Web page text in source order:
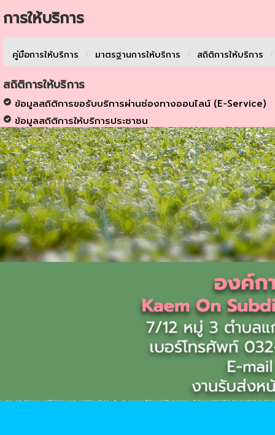
การให้บริการ
คู่มือการให้บริการ / มาตรฐานการให้บริการ / สถิติการให้บริการ /
สถิติการให้บริการ
ข้อมูลสถิติการขอรับบริการผ่านช่องทางออนไลน์ (E-Service)
ข้อมูลสถิติการให้บริการประชาชน